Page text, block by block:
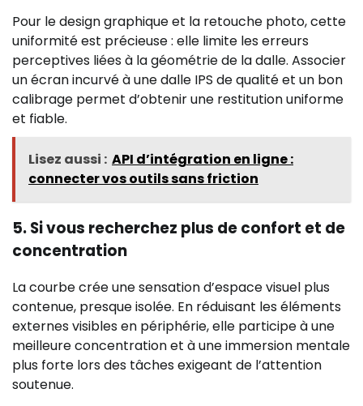
Pour le design graphique et la retouche photo, cette
uniformité est précieuse : elle limite les erreurs
perceptives liées à la géométrie de la dalle. Associer
un écran incurvé à une dalle IPS de qualité et un bon
calibrage permet d’obtenir une restitution uniforme
et fiable.
Lisez aussi : API d’intégration en ligne :
connecter vos outils sans friction
5. Si vous recherchez plus de confort et de
concentration
La courbe crée une sensation d’espace visuel plus
contenue, presque isolée. En réduisant les éléments
externes visibles en périphérie, elle participe à une
meilleure concentration et à une immersion mentale
plus forte lors des tâches exigeant de l’attention
soutenue.